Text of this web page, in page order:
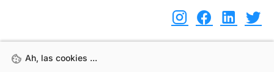
Ah, las cookies ...
Ah, las cookies ...